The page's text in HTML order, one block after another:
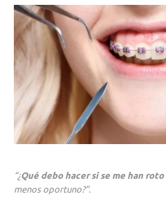
“¿Qué debo hacer si se me han roto
menos oportuno?”.